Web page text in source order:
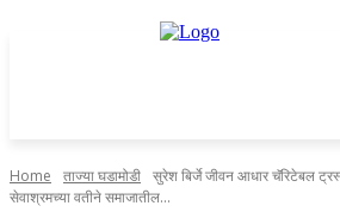
Home ताज्या घडामोडी सुरेश बिर्जे जीवन आधार चॅरिटेबल
सेवाश्रमच्या वतीने समाजातील...